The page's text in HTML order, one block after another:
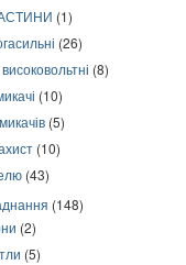
(1)
(26)
(8)
(10)
(5)
(10)
(43)
(148)
(2)
(5)